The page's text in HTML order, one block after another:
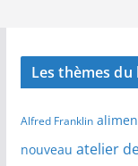
Les thèmes du
Alfred Franklin
nouveau atelier